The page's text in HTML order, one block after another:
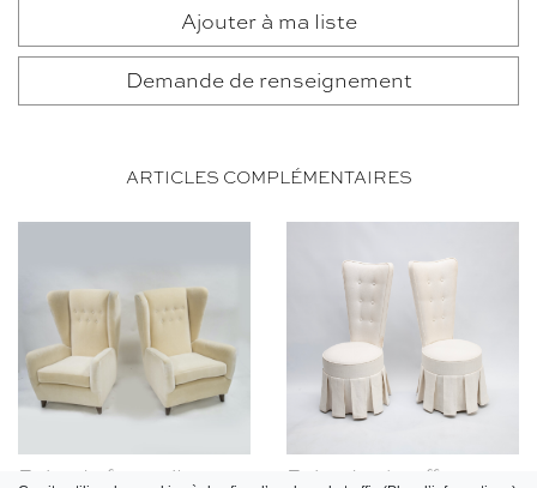
Ajouter à ma liste
Demande de renseignement
ARTICLES COMPLÉMENTAIRES
Paire de fauteuils Paire de chauffeuses